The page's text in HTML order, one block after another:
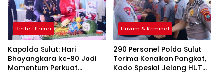
Berita Utama
Kapolda Sulut: Hari
Bhayangkara ke-80 Jadi
Momentum Perkuat
Hukum & Kriminal
290 Personel Polda Sulut
Terima Kenaikan Pangkat,
Kado Spesial Jelang HUT